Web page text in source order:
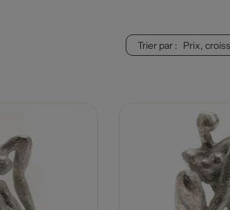
Trier par :